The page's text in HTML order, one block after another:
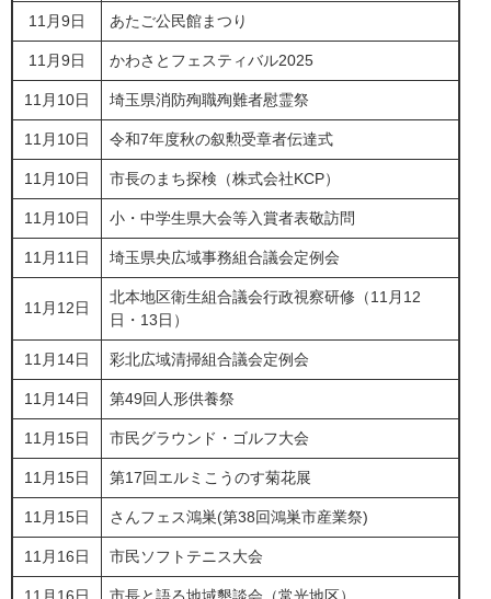
11月9日 あたご公民館まつり
11月9日 かわさとフェスティバル2025
11月10日 埼玉県消防殉職殉難者慰霊祭
11月10日 令和7年度秋の叙勲受章者伝達式
11月10日 市長のまち探検（株式会社KCP）
11月10日 小・中学生県大会等入賞者表敬訪問
11月11日 埼玉県央広域事務組合議会定例会
11月12日
北本地区衛生組合議会行政視察研修（11月12
日・13日）
11月14日 彩北広域清掃組合議会定例会
11月14日 第49回人形供養祭
11月15日 市民グラウンド・ゴルフ大会
11月15日 第17回エルミこうのす菊花展
11月15日 さんフェス鴻巣(第38回鴻巣市産業祭)
11月16日 市民ソフトテニス大会